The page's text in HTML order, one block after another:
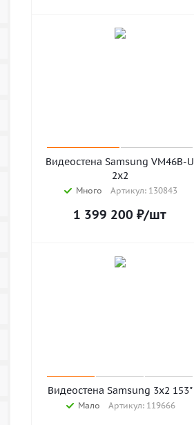
Видеостена Samsung VM46B-U
2х2
Много Артикул: 130843
1 399 200 ₽/шт
Видеостена Samsung 3x2 153"
Мало Артикул: 119666